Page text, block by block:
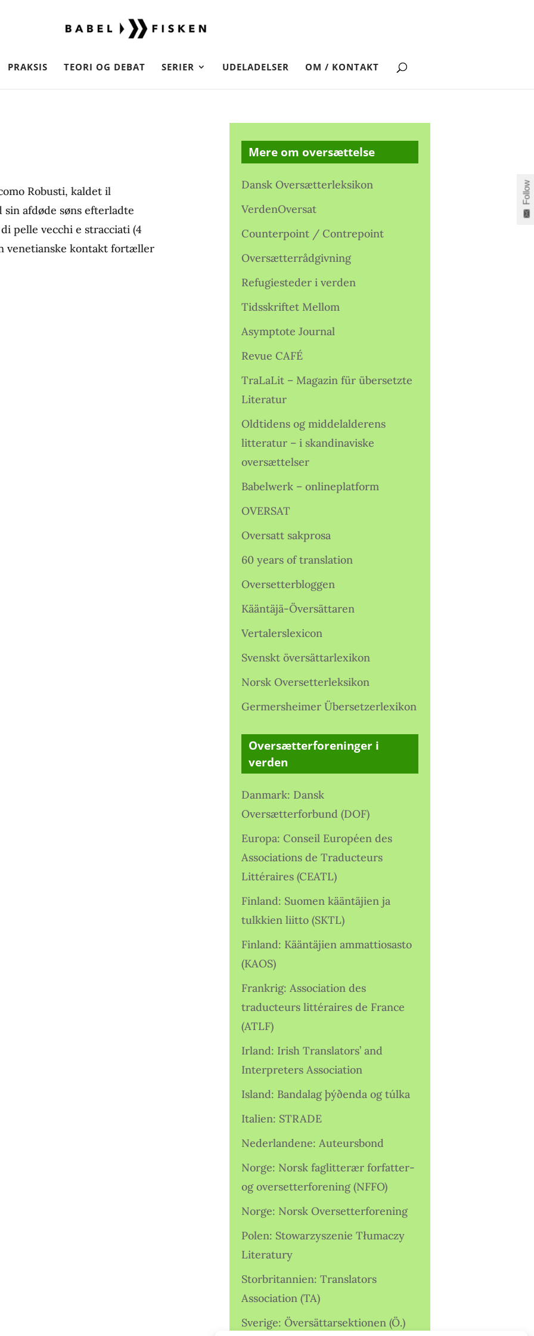
PRAKSIS TEORI OG DEBAT SERIER UDELADELSER OM / KONTAKT
Robusti, kaldet il
afdøde søns efterladte
pelle vecchi e stracciati (4
venetianske kontakt fortæller
Mere om oversættelse
Dansk Oversætterleksikon
VerdenOversat
Counterpoint / Contrepoint
Oversætterrådgivning
Refugiesteder i verden
Tidsskriftet Mellom
Asymptote Journal
Revue CAFÉ
TraLaLit – Magazin für übersetzte
Literatur
Oldtidens og middelalderens
litteratur – i skandinaviske
oversættelser
Babelwerk – onlineplatform
OVERSAT
Oversatt sakprosa
60 years of translation
Oversetterbloggen
Kääntäjä-Översättaren
Vertalerslexicon
Svenskt översättarlexikon
Norsk Oversetterleksikon
Germersheimer Übersetzerlexikon
Oversætterforeninger i
verden
Danmark: Dansk
Oversætterforbund (DOF)
Europa: Conseil Européen des
Associations de Traducteurs
Littéraires (CEATL)
Finland: Suomen kääntäjien ja
tulkkien liitto (SKTL)
Finland: Kääntäjien ammattiosasto
(KAOS)
Frankrig: Association des
traducteurs littéraires de France
(ATLF)
Irland: Irish Translators’ and
Interpreters Association
Island: Bandalag þýðenda og túlka
Italien: STRADE
Nederlandene: Auteursbond
Norge: Norsk faglitterær forfatter-
og oversetterforening (NFFO)
Norge: Norsk Oversetterforening
Polen: Stowarzyszenie Tłumaczy
Literatury
Storbritannien: Translators
Association (TA)
Sverige: Översättarsektionen (Ö.)
Follow